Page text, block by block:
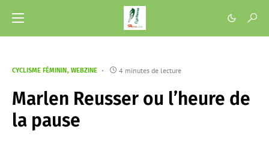
CYCLISME FÉMININ WEBZINE 4 minutes de lecture
Marlen Reusser ou l’heure de
la pause